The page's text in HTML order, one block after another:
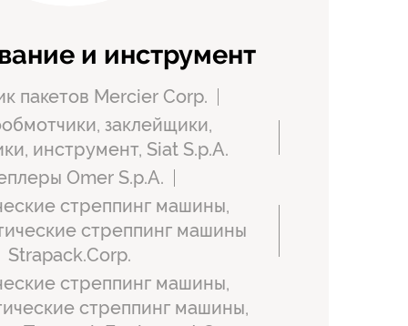
и инструмент
пакетов Mercier Corp.
заклейщики,
инструмент, Siat S.p.A.
Omer S.p.A.
стреппинг машины,
стреппинг машины
Strapack.Corp.
стреппинг машины,
стреппинг машины,